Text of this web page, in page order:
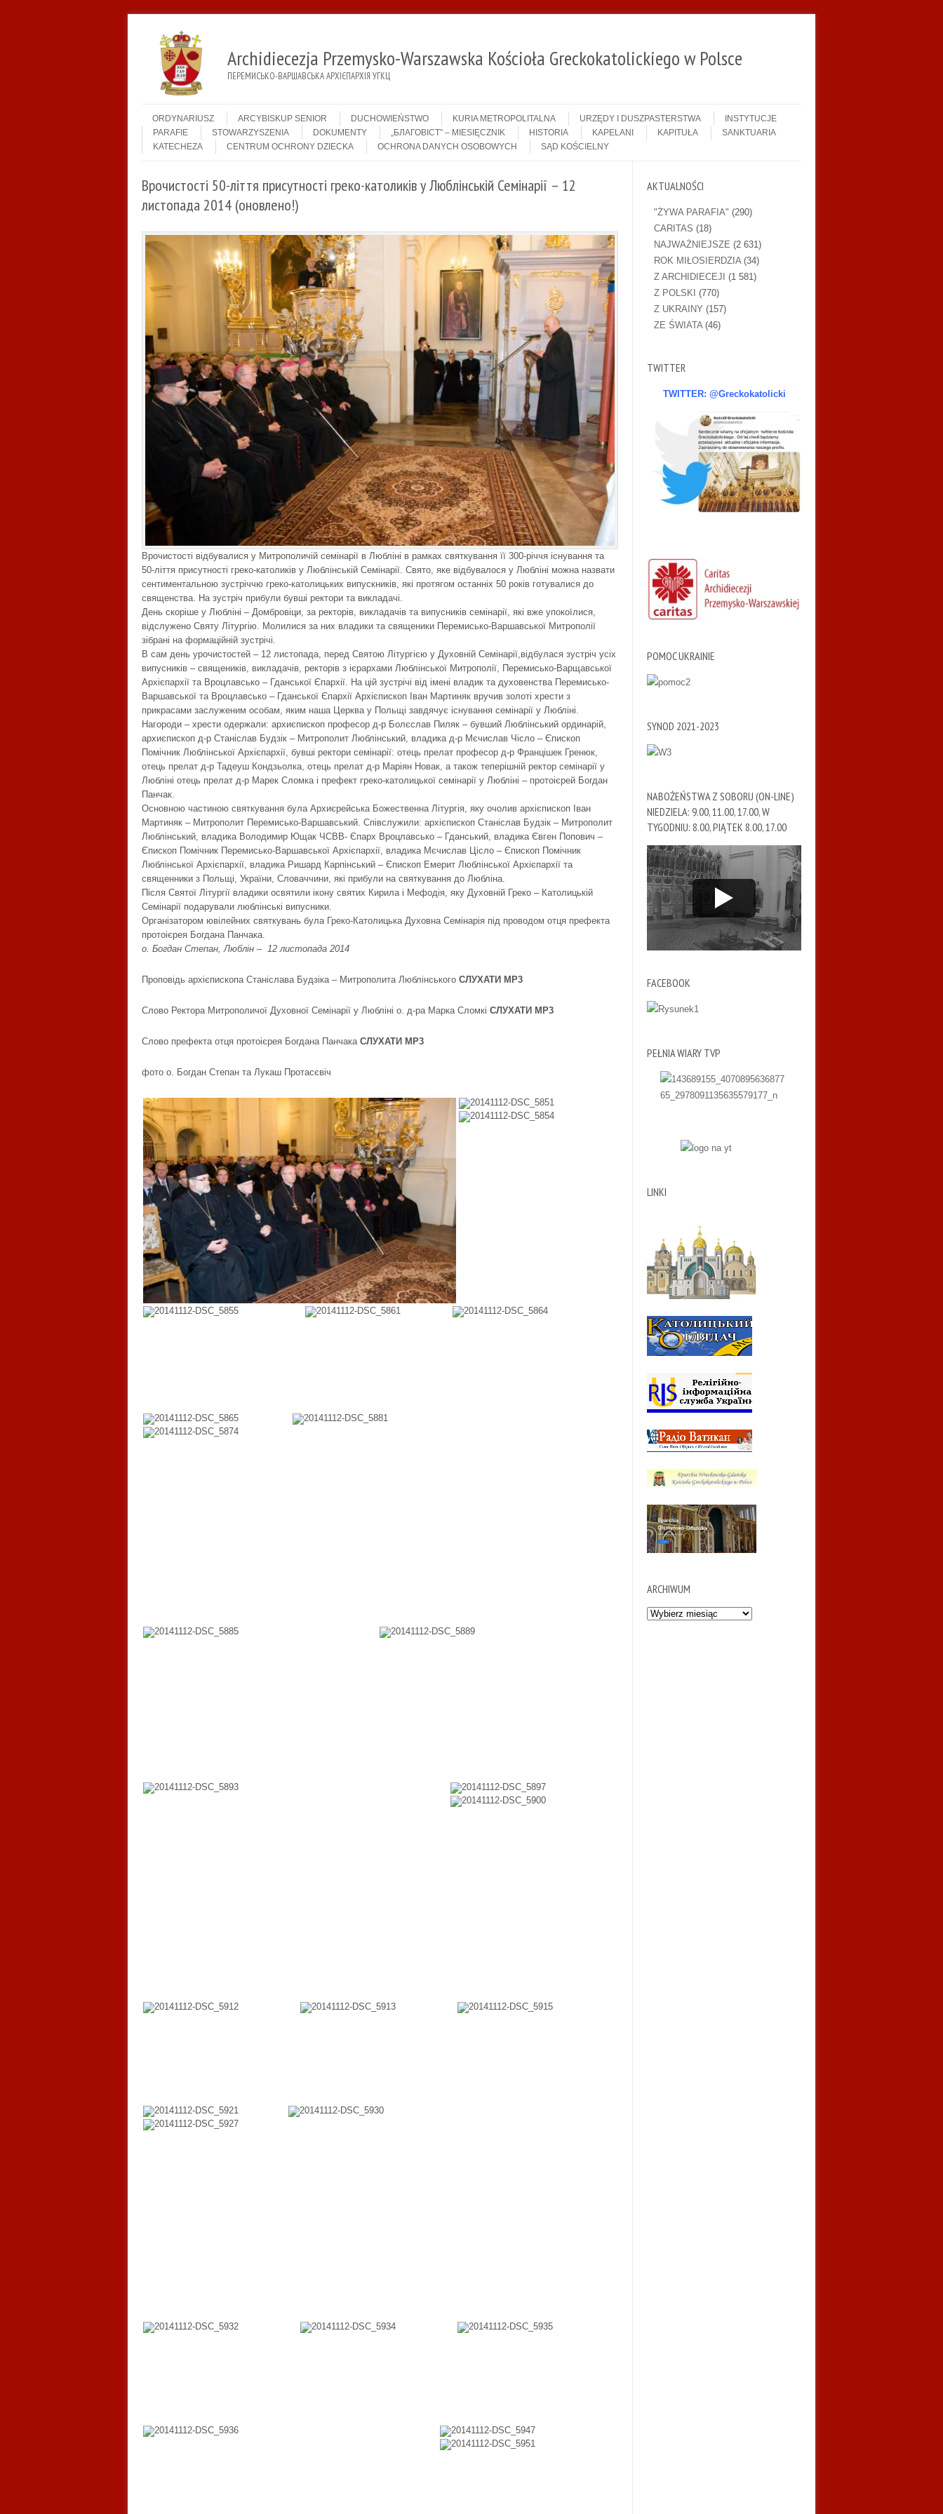
Archidiecezja Przemysko-Warszawska Kościoła Greckokatolickiego w Polsce
ПЕРЕМИСЬКО-ВАРШАВСЬКА АРХІЄПАРХІЯ УГКЦ
Menu
ORDYNARIUSZ
ARCYBISKUP SENIOR DUCHOWIEŃSTWO KURIA METROPOLITALNA URZĘDY I DUSZPASTERSTWA
INSTYTUCJE
PARAFIE
STOWARZYSZENIA DOKUMENTY „БЛАГОВІСТ” – MIESIĘCZNIK HISTORIA KAPELANI KAPITUŁA
SANKTUARIA
KATECHEZA
CENTRUM OCHRONY DZIECKA OCHRONA DANYCH OSOBOWYCH SĄD KOŚCIELNY
Врочистості 50-ліття присутності греко-католиків у Люблінській Семінарії – 12
листопада 2014 (оновлено!)
Врочистості відбувалися у Митрополичій семінарії в Любліні в рамках святкування її 300-річчя існування та
50-ліття присутності греко-католиків у Люблінській Семінарії. Свято, яке відбувалося у Любліні можна назвати
сентиментальною зустріччю греко-католицьких випускників, які протягом останніх 50 років готувалися до
священства. На зустріч прибули бувші ректори та викладачі.
День скоріше у Любліні – Домбровіци, за ректорів, викладачів та випусників семінарії, які вже упокоїлися,
відслужено Святу Літургію. Молилися за них владики та священики Перемисько-Варшавської Митрополії
зібрані на формаційній зустрічі.
В сам день урочистостей – 12 листопада, перед Святою Літургією у Духовній Семінарії,відбулася зустріч усіх
випусників – священиків, викладачів, ректорів з ієрархами Люблінської Митрополії, Перемисько-Варщавської
Архієпархії та Вроцлавсько – Гданської Єпархії. На цій зустрічі від імені владик та духовенства Перемисько-
Варшавської та Вроцлавсько – Гданської Єпархії Архієпископ Іван Мартиняк вручив золоті хрести з
прикрасами заслуженим особам, яким наша Церква у Польщі завдячує існування семінарії у Любліні.
Нагороди – хрести одержали: архиєпископ професор д-р Болєслав Пиляк – бувший Люблінський ординарій,
архиєпископ д-р Станіслав Будзік – Митрополит Люблінський, владика д-р Мєчислав Чісло – Єпископ
Помічник Люблінської Архієпархії, бувші ректори семінарії: отець прелат професор д-р Францішек Гренюк,
отець прелат д-р Тадеуш Кондзьолка, отець прелат д-р Маріян Новак, а також теперішній ректор семінарії у
Любліні отець прелат д-р Марек Сломка і префект греко-католицької семінарії у Любліні – протоієрей Богдан
Панчак.
Основною частиною святкування була Архиєрейська Божественна Літургія, яку очолив архієпископ Іван
Мартиняк – Митрополит Перемисько-Варшавський. Співслужили: архієпископ Станіслав Будзік – Митрополит
Люблінський, владика Володимир Ющак ЧСВВ- Єпарх Вроцлавсько – Гданський, владика Євген Попович –
Єпископ Помічник Перемисько-Варшавської Архієпархії, владика Мєчислав Цісло – Єпископ Помічник
Люблінської Архієпархії, владика Ришард Карпінський – Єпископ Емерит Люблінської Архієпархії та
священники з Польщі, України, Словаччини, які прибули на святкування до Любліна.
Після Святої Літургії владики освятили ікону святих Кирила і Мефодія, яку Духовній Греко – Католицькій
Семінарії подарували люблінські випусники.
Організатором ювілейних святкувань була Греко-Католицька Духовна Семінарія під проводом отця префекта
протоієрея Богдана Панчака.
о. Богдан Степан, Люблін – 12 листопада 2014
Проповідь архієпископа Станіслава Будзіка – Митрополита Люблінського СЛУХАТИ MP3
Слово Ректора Митрополичої Духовної Семінарії у Любліні о. д-ра Марка Сломкі СЛУХАТИ MP3
Слово префекта отця протоієрея Богдана Панчака СЛУХАТИ MP3
фото о. Богдан Степан та Лукаш Протасєвіч
AKTUALNOŚCI
"ŻYWA PARAFIA" (290)
CARITAS (18)
NAJWAŻNIEJSZE (2 631)
ROK MIŁOSIERDZIA(34)
Z ARCHIDIECEJI (1 581)
Z POLSKI (770)
Z UKRAINY (157)
ZE ŚWIATA(46)
TWITTER
TWITTER: @Greckokatolicki
POMOC UKRAINIE
SYNOD 2021-2023
NABOŻEŃSTWA Z SOBORU (ON-LINE)
NIEDZIELA: 9.00, 11.00, 17.00, W
TYGODNIU: 8.00, PIĄTEK 8.00, 17.00
FACEBOOK
PEŁNIA WIARY TVP
LINKI
ARCHIWUM
Archiwum